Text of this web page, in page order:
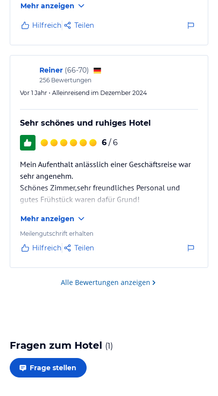
lies vor der Buchung die verbindlichen
Mehr anzeigen
Hilfreich Teilen
Reiner (66-70)
256 Bewertungen
Vor 1 Jahr • Alleinreisend im Dezember 2024
Sehr schönes und ruhiges Hotel
6 / 6
Mein Aufenthalt anlässlich einer Geschäftsreise war
sehr angenehm.
Schönes Zimmer,sehr freundliches Personal und
gutes Frühstück waren dafür Grund!
Mehr anzeigen
Meilengutschrift erhalten
Hilfreich Teilen
Alle Bewertungen anzeigen
Fragen zum Hotel (1)
Frage stellen